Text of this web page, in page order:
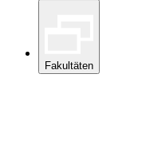
Fakultäten